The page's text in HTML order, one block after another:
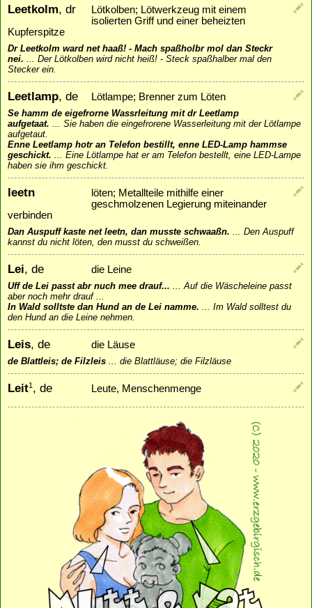
Leetkolm, dr
Lötkolben; Lötwerkzeug mit einem
isolierten Griff und einer beheizten
Kupferspitze
Dr Leetkolm ward net haaß! - Mach spaßholbr mol dan Steckr
nei. ... Der Lötkolben wird nicht heiß! - Steck spaßhalber mal den
Stecker ein.
Leetlamp, de Lötlampe; Brenner zum Löten
Se hamm de eigefrorne Wassrleitung mit dr Leetlamp
aufgetaat. ... Sie haben die eingefrorene Wasserleitung mit der Lötlampe
aufgetaut.
Enne Leetlamp hotr an Telefon bestillt, enne LED-Lamp hammse
geschickt. ... Eine Lötlampe hat er am Telefon bestellt, eine LED-Lampe
haben sie ihm geschickt.
leetn
löten; Metallteile mithilfe einer
geschmolzenen Legierung miteinander
verbinden
Dan Auspuff kaste net leetn, dan musste schwaaßn. ... Den Auspuff
kannst du nicht löten, den musst du schweißen.
Lei, de die Leine
Uff de Lei passt abr nuch mee drauf... ...Auf die Wäscheleine passt
aber noch mehr drauf ...
In Wald solltste dan Hund an de Lei namme. ... Im Wald solltest du
den Hund an die Leine nehmen.
Leis, de die Läuse
de Blattleis; de Filzleis ... die Blattläuse; die Filzläuse
Leit1, de Leute, Menschenmenge